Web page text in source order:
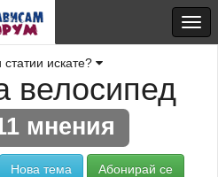
статии искате?
велосипед
мнения
Нова тема Абонирай се